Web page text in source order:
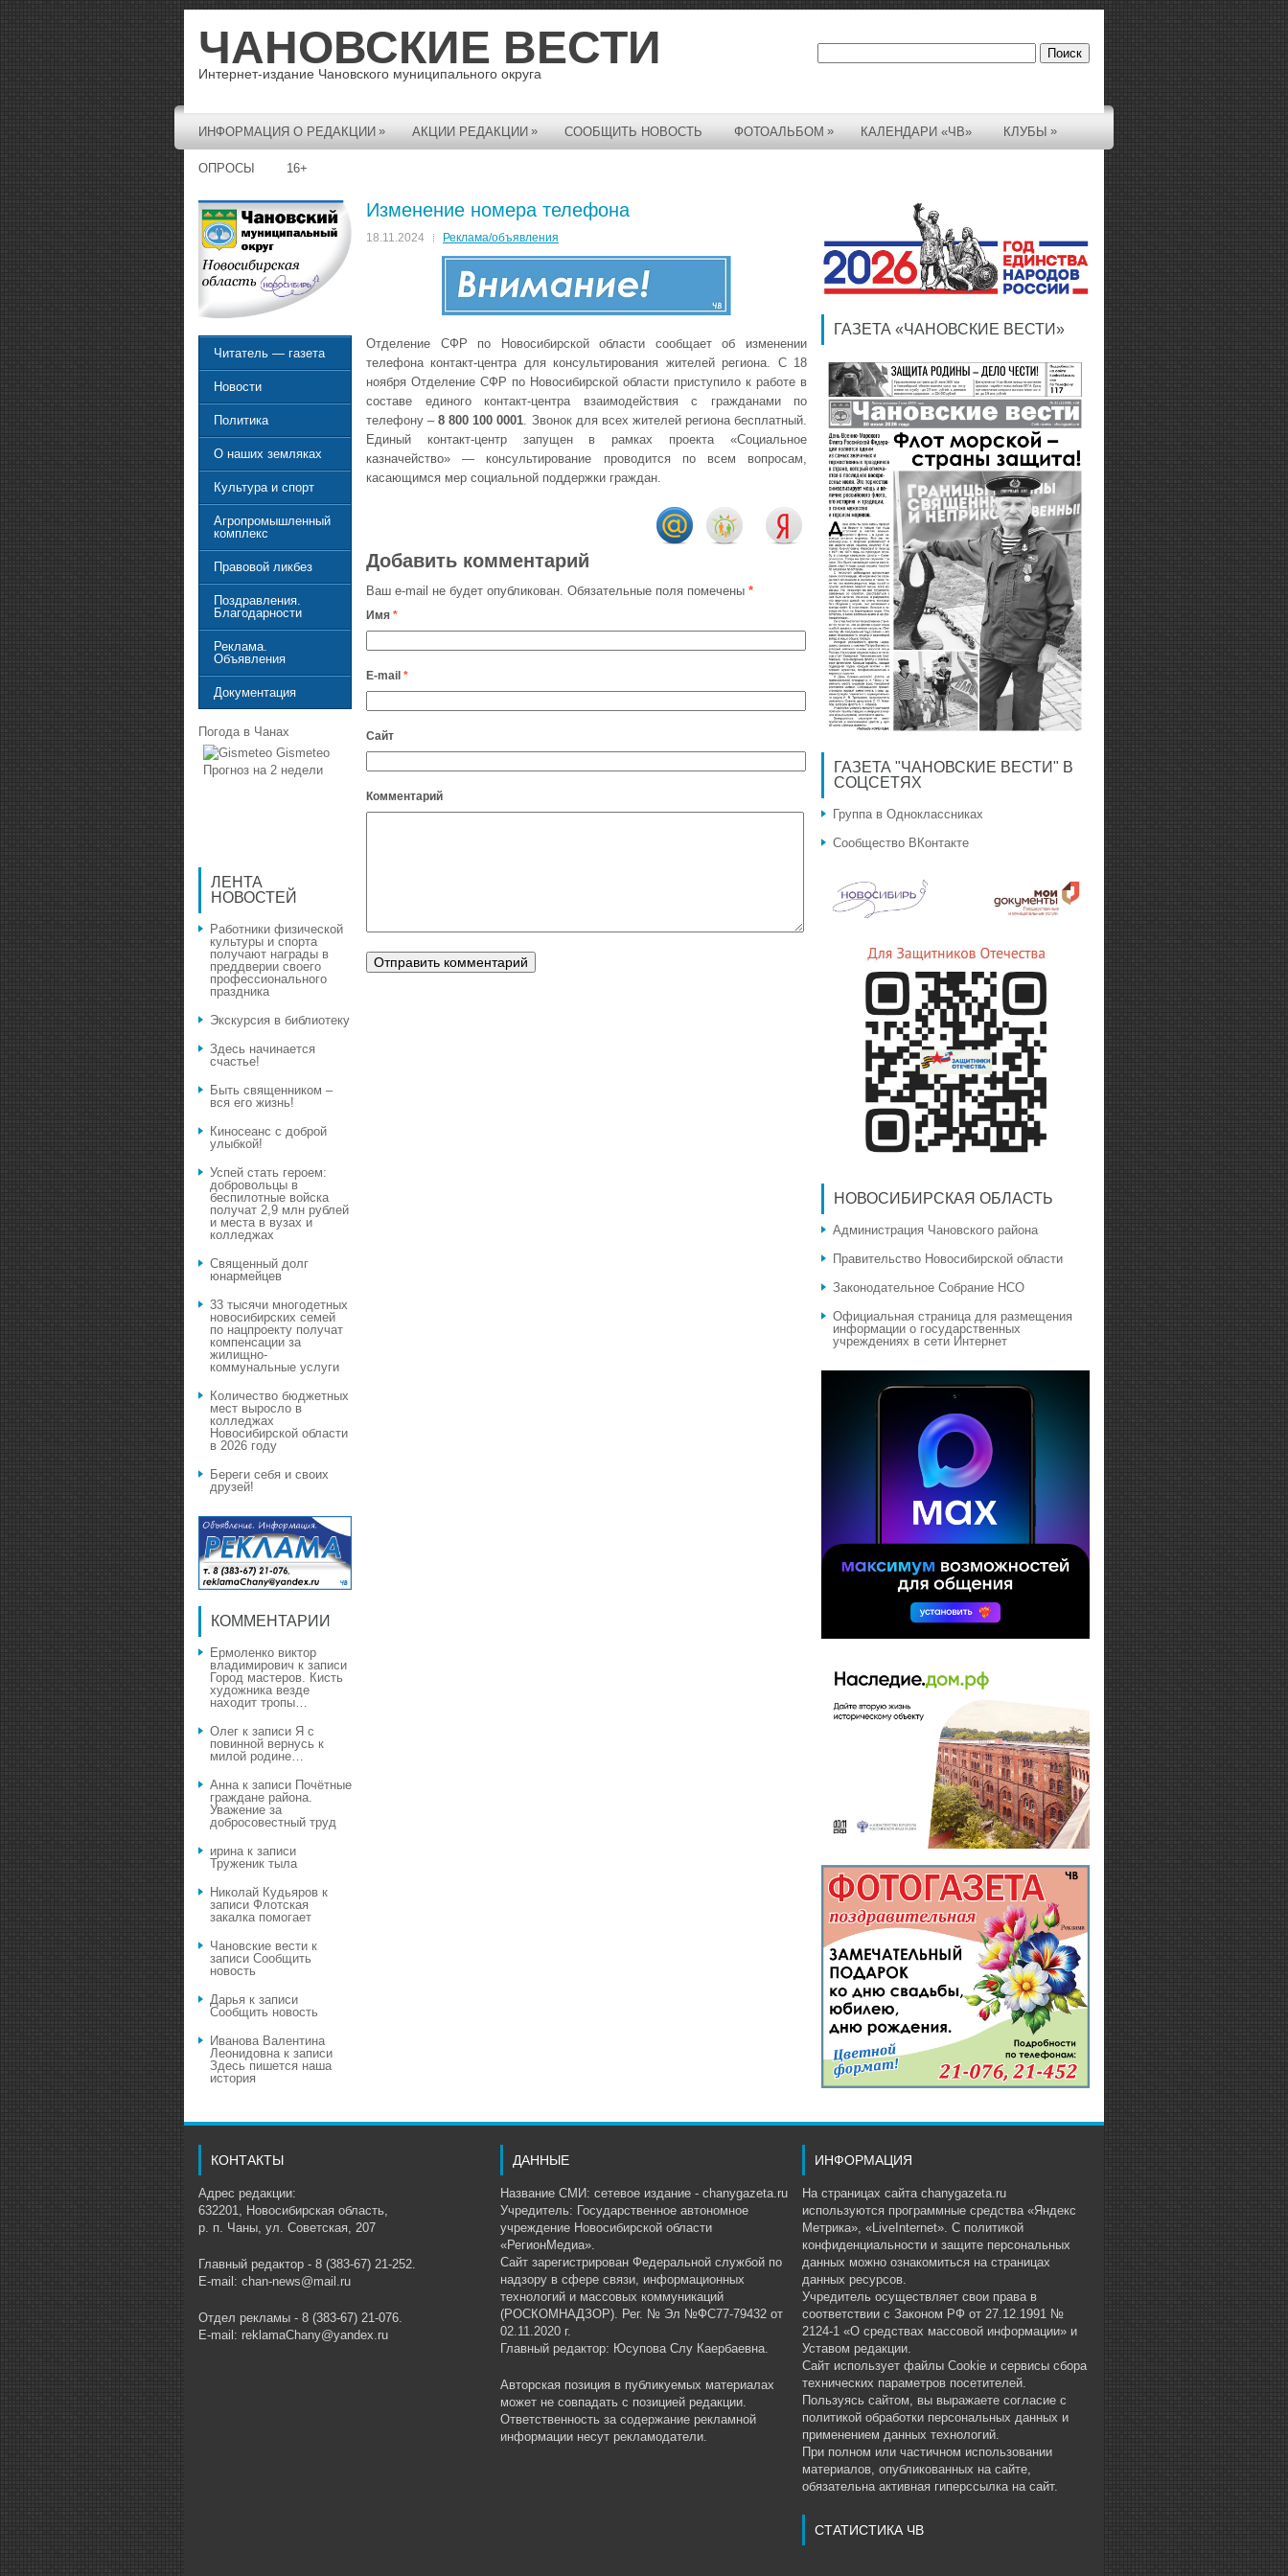
ЧАНОВСКИЕ ВЕСТИ
Интернет-издание Чановского муниципального округа
ИНФОРМАЦИЯ О РЕДАКЦИИ » АКЦИИ РЕДАКЦИИ » СООБЩИТЬ НОВОСТЬ ФОТОАЛЬБОМ » КАЛЕНДАРИ «ЧВ» КЛУБЫ »
ОПРОСЫ 16+
Изменение номера телефона
18.11.2024 Реклама/объявления
Отделение СФР по Новосибирской области сообщает об изменении
телефона контакт-центра для консультирования жителей региона. С 18
ноября Отделение СФР по Новосибирской области приступило к работе в
составе единого контакт-центра взаимодействия с гражданами по
телефону –8 800 100 0001. Звонок для всех жителей региона бесплатный.
Единый контакт-центр запущен в рамках проекта «Социальное
казначейство» — консультирование проводится по всем вопросам,
касающимся мер социальной поддержки граждан.
Добавить комментарий
Ваш e-mail не будет опубликован. Обязательные поля помечены *
Имя *
E-mail *
Сайт
Комментарий
Читатель — газета
Новости
Политика
О наших земляках
Культура и спорт
Агропромышленный
комплекс
Правовой ликбез
Поздравления.
Благодарности
Реклама.
Объявления
Документация
Погода в Чанах
Gismeteo
Прогноз на 2 недели
ЛЕНТА
НОВОСТЕЙ
Работники физической
культуры и спорта
получают награды в
преддверии своего
профессионального
праздника
Экскурсия в библиотеку
Здесь начинается
счастье!
Быть священником –
вся его жизнь!
Киносеанс с доброй
улыбкой!
Успей стать героем:
добровольцы в
беспилотные войска
получат 2,9 млн рублей
и места в вузах и
колледжах
Священный долг
юнармейцев
33 тысячи многодетных
новосибирских семей
по нацпроекту получат
компенсации за
жилищно-
коммунальные услуги
Количество бюджетных
мест выросло в
колледжах
Новосибирской области
в 2026 году
Береги себя и своих
друзей!
КОММЕНТАРИИ
Ермоленко виктор
владимирович к записи
Город мастеров. Кисть
художника везде
находит тропы…
Олег к записи Я с
повинной вернусь к
милой родине…
Аннак записи Почётные
граждане района.
Уважение за
добросовестный труд
иринак записи
Труженик тыла
Николай Кудьяров к
записи Флотская
закалка помогает
Чановские вести к
записи Сообщить
новость
Дарья к записи
Сообщить новость
Иванова Валентина
Леонидовнак записи
Здесь пишется наша
история
ГАЗЕТА «ЧАНОВСКИЕ ВЕСТИ»
ГАЗЕТА "ЧАНОВСКИЕ ВЕСТИ" В
СОЦСЕТЯХ
Группа в Одноклассниках
Сообщество ВКонтакте
НОВОСИБИРСКАЯ ОБЛАСТЬ
Администрация Чановского района
Правительство Новосибирской области
Законодательное Собрание НСО
Официальная страница для размещения
информации о государственных
учреждениях в сети Интернет
КОНТАКТЫ
Адрес редакции:
632201, Новосибирская область,
р. п. Чаны, ул. Советская, 207
Главный редактор - 8 (383-67) 21-252.
E-mail: chan-news@mail.ru
Отдел рекламы - 8 (383-67) 21-076.
E-mail: reklamaChany@yandex.ru
ДАННЫЕ
Название СМИ: сетевое издание - chanygazeta.ru
Учредитель: Государственное автономное
учреждение Новосибирской области
«РегионМедиа».
Сайт зарегистрирован Федеральной службой по
надзору в сфере связи, информационных
технологий и массовых коммуникаций
(РОСКОМНАДЗОР). Рег. № Эл №ФС77-79432 от
02.11.2020 г.
Главный редактор: Юсупова Слу Каербаевна.
Авторская позиция в публикуемых материалах
может не совпадать с позицией редакции.
Ответственность за содержание рекламной
информации несут рекламодатели.
ИНФОРМАЦИЯ
На страницах сайта chanygazeta.ru
используются программные средства «Яндекс
Метрика», «LiveInternet». С политикой
конфиденциальности и защите персональных
данных можно ознакомиться на страницах
данных ресурсов.
Учредитель осуществляет свои права в
соответствии с Законом РФ от 27.12.1991 №
2124-1 «О средствах массовой информации» и
Уставом редакции.
Сайт использует файлы Cookie и сервисы сбора
технических параметров посетителей.
Пользуясь сайтом, вы выражаете согласие с
политикой обработки персональных данных и
применением данных технологий.
При полном или частичном использовании
материалов, опубликованных на сайте,
обязательна активная гиперссылка на сайт.
СТАТИСТИКА ЧВ